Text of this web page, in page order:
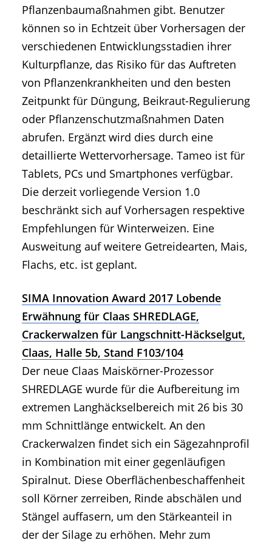
Pflanzenbaumaßnahmen gibt. Benutzer
können so in Echtzeit über Vorhersagen der
verschiedenen Entwicklungsstadien ihrer
Kulturpflanze, das Risiko für das Auftreten
von Pflanzenkrankheiten und den besten
Zeitpunkt für Düngung, Beikraut-Regulierung
oder Pflanzenschutzmaßnahmen Daten
abrufen. Ergänzt wird dies durch eine
detaillierte Wettervorhersage. Tameo ist für
Tablets, PCs und Smartphones verfügbar.
Die derzeit vorliegende Version 1.0
beschränkt sich auf Vorhersagen respektive
Empfehlungen für Winterweizen. Eine
Ausweitung auf weitere Getreidearten, Mais,
Flachs, etc. ist geplant.
SIMA Innovation Award 2017 Lobende
Erwähnung für Claas SHREDLAGE,
Crackerwalzen für Langschnitt-Häckselgut,
Claas, Halle 5b, Stand F103/104
Der neue Claas Maiskörner-Prozessor
SHREDLAGE wurde für die Aufbereitung im
extremen Langhäckselbereich mit 26 bis 30
mm Schnittlänge entwickelt. An den
Crackerwalzen findet sich ein Sägezahnprofil
in Kombination mit einer gegenläufigen
Spiralnut. Diese Oberflächenbeschaffenheit
soll Körner zerreiben, Rinde abschälen und
Stängel auffasern, um den Stärkeanteil in
der der Silage zu erhöhen. Mehr zum